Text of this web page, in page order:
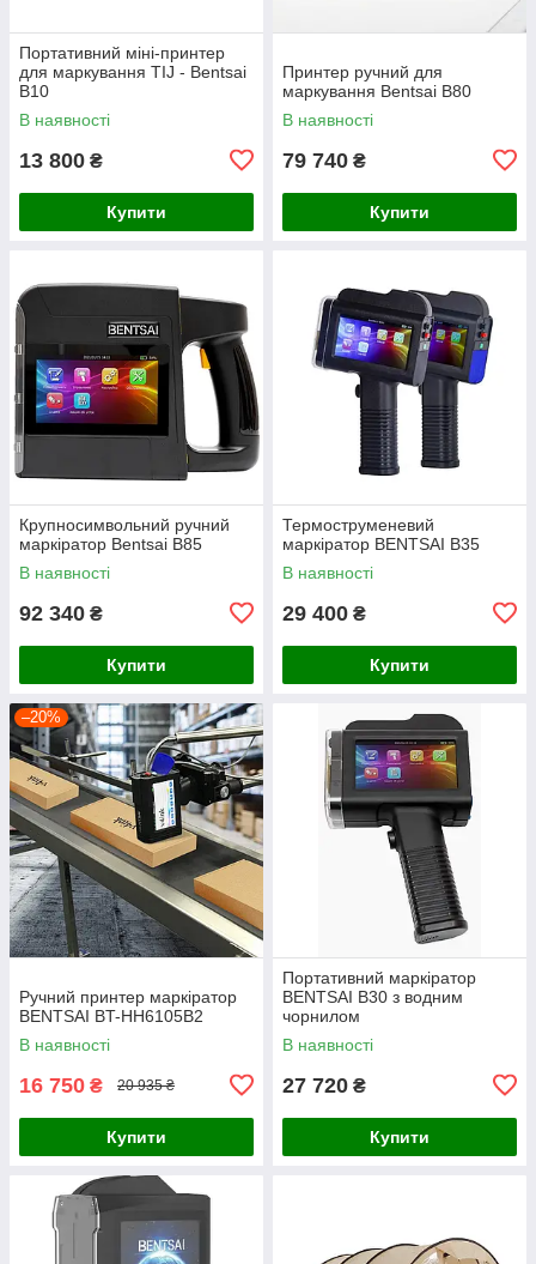
Портативний міні-принтер
для маркування TIJ - Bentsai
B10
В наявності
13 800 ₴
Купити
Принтер ручний для
маркування Bentsai B80
В наявності
79 740 ₴
Купити
Крупносимвольний ручний
маркіратор Bentsai B85
В наявності
92 340 ₴
Купити
Термоструменевий
маркіратор BENTSAI B35
В наявності
29 400 ₴
Купити
–20%
Ручний принтер маркіратор
BENTSAI BT-HH6105B2
В наявності
16 750 ₴ 20 935 ₴
Купити
Портативний маркіратор
BENTSAI B30 з водним
чорнилом
В наявності
27 720 ₴
Купити